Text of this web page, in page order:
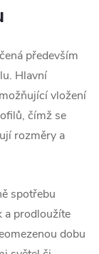
především
Hlavní
vložení
čímž se
rozměry a
spotřebu
a prodloužíte
dobu